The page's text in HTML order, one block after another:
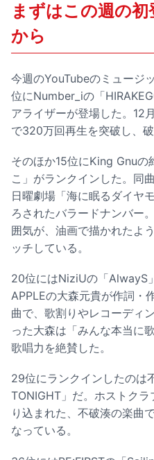
まずはこの週の初
から
今週のYouTubeのミュージ
位にNumber_iの「
アライザーが登場した。12
で320万回再生を突破し、
そのほか15位にKing Gnuの
こ」がランクインした。同
日曜劇場「海に眠るダイヤ
ろされたバラードナンバー
囲気が、油画で描かれたよ
ッチしている。
20位にはNiziUの「AlwayS
APPLEの大森元貴が作詞・
曲で、歌割りやレコーディ
った大森は「みんな本当に
歌唱力を絶賛した。
29位にランクインしたのは
TONIGHT」だ。ホストク
り込まれた、不破湊の楽曲
なっている。